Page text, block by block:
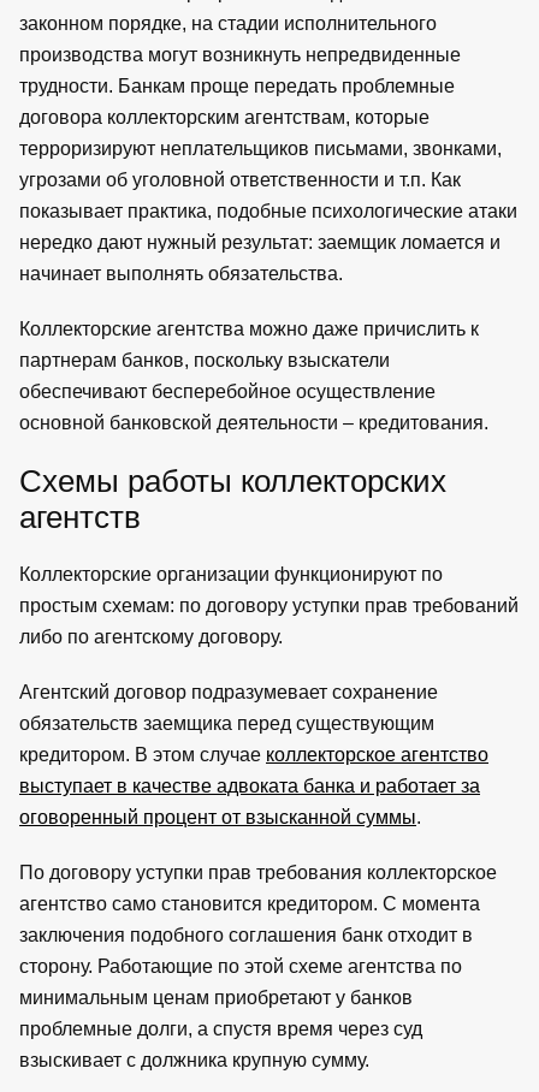
законном порядке, на стадии исполнительного
производства могут возникнуть непредвиденные
трудности. Банкам проще передать проблемные
договора коллекторским агентствам, которые
терроризируют неплательщиков письмами, звонками,
угрозами об уголовной ответственности и т.п. Как
показывает практика, подобные психологические атаки
нередко дают нужный результат: заемщик ломается и
начинает выполнять обязательства.
Коллекторские агентства можно даже причислить к
партнерам банков, поскольку взыскатели
обеспечивают бесперебойное осуществление
основной банковской деятельности – кредитования.
Схемы работы коллекторских
агентств
Коллекторские организации функционируют по
простым схемам: по договору уступки прав требований
либо по агентскому договору.
Агентский договор подразумевает сохранение
обязательств заемщика перед существующим
кредитором. В этом случае коллекторское агентство
выступает в качестве адвоката банка и работает за
оговоренный процент от взысканной суммы.
По договору уступки прав требования коллекторское
агентство само становится кредитором. С момента
заключения подобного соглашения банк отходит в
сторону. Работающие по этой схеме агентства по
минимальным ценам приобретают у банков
проблемные долги, а спустя время через суд
взыскивает с должника крупную сумму.